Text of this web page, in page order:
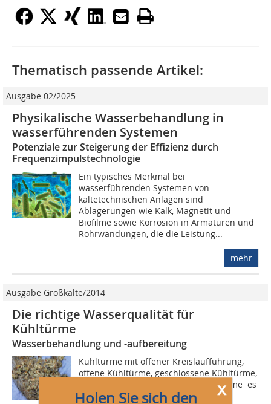
x
Holen Sie sich den
Thematisch passende Artikel:
Ausgabe 02/2025
Physikalische Wasserbehandlung in
wasserführenden Systemen
Potenziale zur Steigerung der Effizienz durch
Frequenzimpulstechnologie
Ein typisches Merkmal bei
wasserführenden Systemen von
kältetechnischen Anlagen sind
Ablagerungen wie Kalk, Magnetit und
Biofilme sowie Korrosion in Armaturen und
Rohrwandungen, die die Leistung...
mehr
Ausgabe Großkälte/2014
Die richtige Wasserqualität für
Kühltürme
Wasserbehandlung und -aufbereitung
Kühltürme mit offener Kreislaufführung,
offene Kühltürme, geschlossene Kühltürme,
Hybridkühltürme, adiabate Kühlsysteme  es
gibt eine Fülle unterschiedlicher